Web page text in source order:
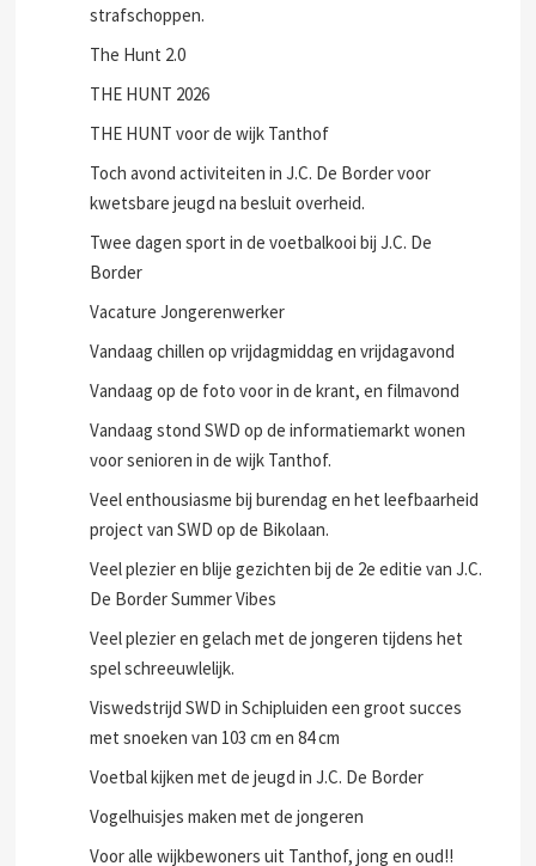
strafschoppen.
The Hunt 2.0
THE HUNT 2026
THE HUNT voor de wijk Tanthof
Toch avond activiteiten in J.C. De Border voor
kwetsbare jeugd na besluit overheid.
Twee dagen sport in de voetbalkooi bij J.C. De
Border
Vacature Jongerenwerker
Vandaag chillen op vrijdagmiddag en vrijdagavond
Vandaag op de foto voor in de krant, en filmavond
Vandaag stond SWD op de informatiemarkt wonen
voor senioren in de wijk Tanthof.
Veel enthousiasme bij burendag en het leefbaarheid
project van SWD op de Bikolaan.
Veel plezier en blije gezichten bij de 2e editie van J.C.
De Border Summer Vibes
Veel plezier en gelach met de jongeren tijdens het
spel schreeuwlelijk.
Viswedstrijd SWD in Schipluiden een groot succes
met snoeken van 103 cm en 84 cm
Voetbal kijken met de jeugd in J.C. De Border
Vogelhuisjes maken met de jongeren
Voor alle wijkbewoners uit Tanthof, jong en oud!!